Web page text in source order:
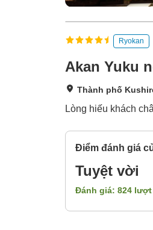
Ryokan
Akan Yuku
Thành phố
Lòng hiếu khách
Điểm đánh giá
Tuyệt vời
Đánh giá: 824 lượt